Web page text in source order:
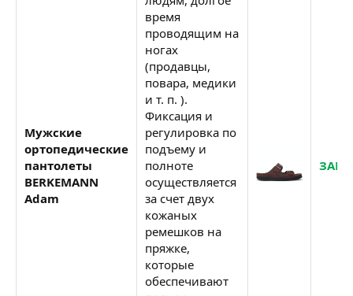
Мужские
ортопедические
пантолеты
BERKEMANN
Adam
время
проводящим на
ногах
(продавцы,
повара, медики
и т. п. ).
Фиксация и
регулировка по
подъему и
полноте
осуществляется
за счет двух
кожаных
ремешков на
пряжке,
которые
обеспечивают